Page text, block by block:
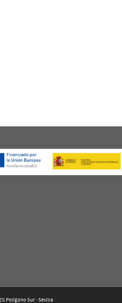
Polígono Sur · Sevilla